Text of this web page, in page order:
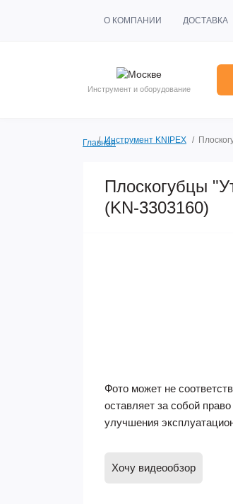
О КОМПАНИИ ДОСТАВКА
Инструмент и оборудование
ГлавнаяИнструмент KNIPEX
Плоскогубцы
(KN-3303160)
Фото может не
оставляет за собой
улучшения
Хочу видеообзор